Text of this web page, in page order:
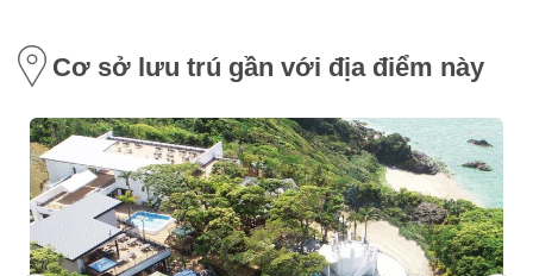
Cơ sở lưu trú gần với địa điểm này